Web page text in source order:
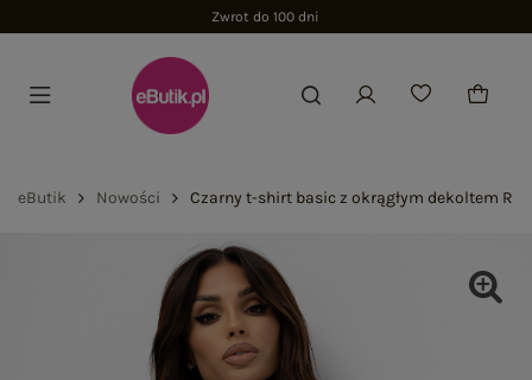
Zwrot do 100 dni
eButik Nowości Czarny t-shirt basic z okrągłym dekoltem RUE